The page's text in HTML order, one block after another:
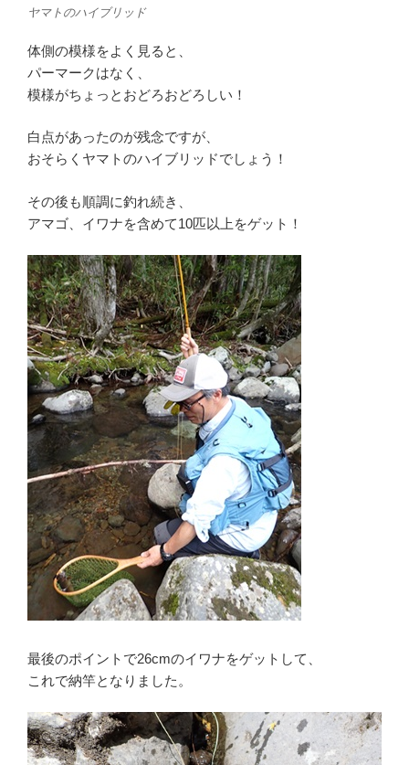
ヤマトのハイブリッド
体側の模様をよく見ると、
パーマークはなく、
模様がちょっとおどろおどろしい！
白点があったのが残念ですが、
おそらくヤマトのハイブリッドでしょう！
その後も順調に釣れ続き、
アマゴ、イワナを含めて10匹以上をゲット！
最後のポイントで26cmのイワナをゲットして、
これで納竿となりました。